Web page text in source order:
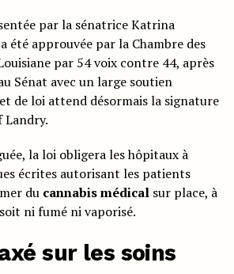
par la sénatrice Katrina
été approuvée par la Chambre des
par 54 voix contre 44, après
Sénat avec un large soutien
de loi attend désormais la signature
Landry.
la loi obligera les hôpitaux à
écrites autorisant les patients
du cannabis médicalsur place, à
ni fumé ni vaporisé.
sur les soins